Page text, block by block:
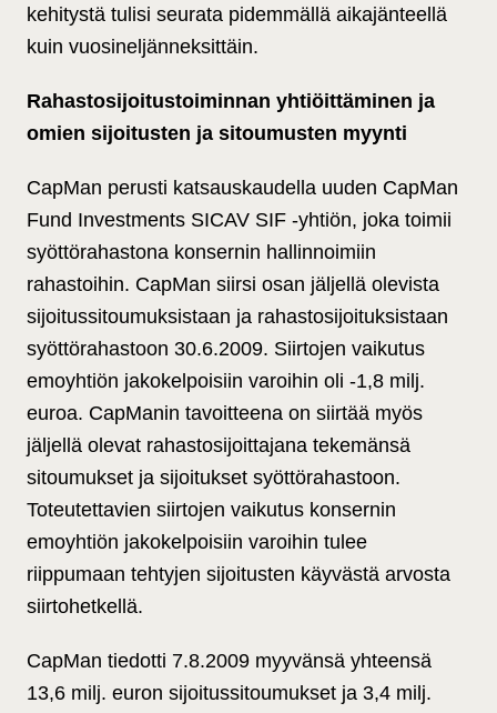
kehitystä tulisi seurata pidemmällä aikajänteellä
kuin vuosineljänneksittäin.
Rahastosijoitustoiminnan yhtiöittäminen ja
omien sijoitusten ja sitoumusten myynti
CapMan perusti katsauskaudella uuden CapMan
Fund Investments SICAV SIF -yhtiön, joka toimii
syöttörahastona konsernin hallinnoimiin
rahastoihin. CapMan siirsi osan jäljellä olevista
sijoitussitoumuksistaan ja rahastosijoituksistaan
syöttörahastoon 30.6.2009. Siirtojen vaikutus
emoyhtiön jakokelpoisiin varoihin oli -1,8 milj.
euroa. CapManin tavoitteena on siirtää myös
jäljellä olevat rahastosijoittajana tekemänsä
sitoumukset ja sijoitukset syöttörahastoon.
Toteutettavien siirtojen vaikutus konsernin
emoyhtiön jakokelpoisiin varoihin tulee
riippumaan tehtyjen sijoitusten käyvästä arvosta
siirtohetkellä.
CapMan tiedotti 7.8.2009 myyvänsä yhteensä
13,6 milj. euron sijoitussitoumukset ja 3,4 milj.